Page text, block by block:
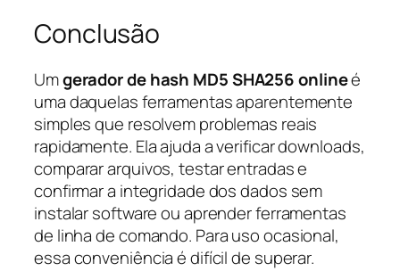
Conclusão
Umgerador de hash MD5 SHA256 onlineé
uma daquelas ferramentas aparentemente
simples que resolvem problemas reais
rapidamente. Ela ajuda a verificar downloads,
comparar arquivos, testar entradas e
confirmar a integridade dos dados sem
instalar software ou aprender ferramentas
de linha de comando. Para uso ocasional,
essa conveniência é difícil de superar.